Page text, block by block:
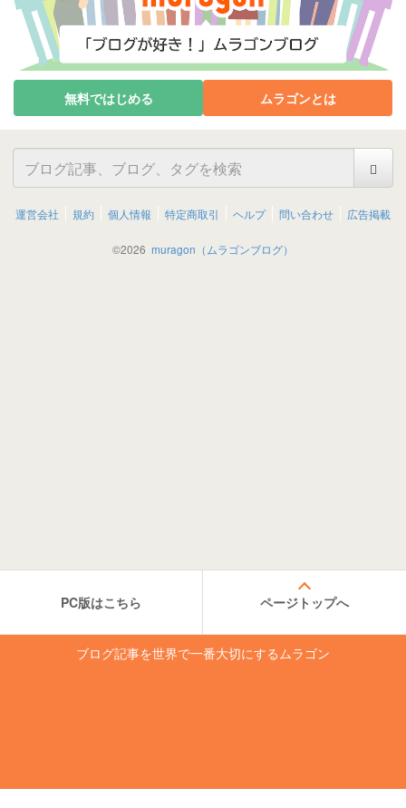
無料ではじめる ムラゴンとは
運営会社 規約 個人情報 特定商取引 ヘルプ 問い合わせ 広告掲載
©2026 muragon（ムラゴンブログ）
PC版はこちら ページトップへ
ブログ記事を世界で一番大切にするムラゴン